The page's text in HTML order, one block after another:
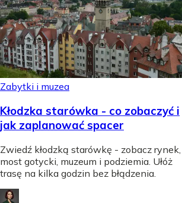
Zabytki i muzea
Kłodzka starówka - co zobaczyć i
jak zaplanować spacer
Zwiedź kłodzką starówkę - zobacz rynek,
most gotycki, muzeum i podziemia. Ułóż
trasę na kilka godzin bez błądzenia.